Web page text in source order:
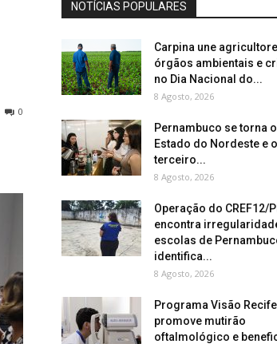
0
NOTÍCIAS POPULARES
Carpina une
órgãos ambientais e
no Dia Nacional do...
8 Agosto, 2026
Pernambuco se torna
Estado do Nordeste e o
terceiro...
8 Agosto, 2026
Operação do CREF12/
encontra
escolas de
identifica...
8 Agosto, 2026
Programa Visão Recife
promove mutirão
oftalmológico e